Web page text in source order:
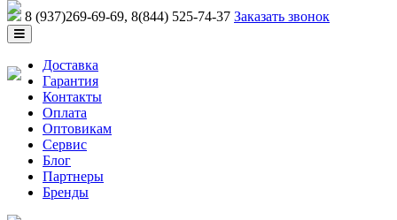
8 (937)269-69-69, 8(844) 525-74-37 Заказать звонок
Доставка
Гарантия
Контакты
Оплата
Оптовикам
Сервис
Блог
Партнеры
Бренды